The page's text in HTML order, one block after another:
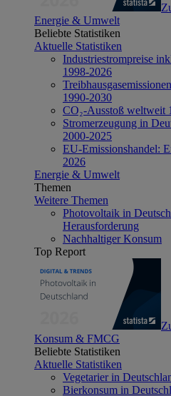
Energie & Umwelt
Beliebte Statistiken
Aktuelle Statistiken
Industriestrompreise
1998-2026
1990-2030
CO₂-Ausstoß weltweit
Stromerzeugung in
2000-2025
EU-Emissionshandel:
2026
Energie & Umwelt
Themen
Weitere Themen
Photovoltaik in
Herausforderung
Nachhaltiger Konsum
Top Report
Konsum & FMCG
Beliebte Statistiken
Aktuelle Statistiken
Vegetarier in
Bierkonsum in